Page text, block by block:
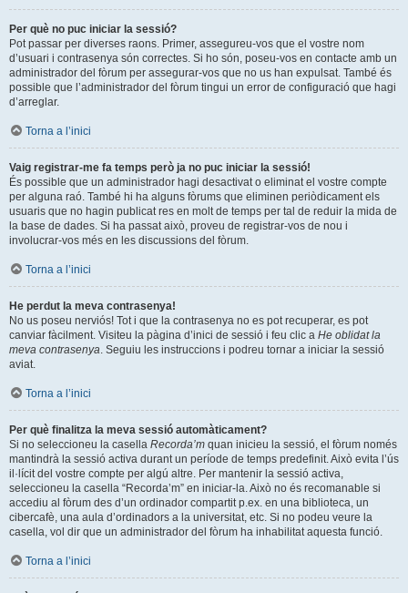
Per què no puc iniciar la sessió?
Pot passar per diverses raons. Primer, assegureu-vos que el vostre nom
d’usuari i contrasenya són correctes. Si ho són, poseu-vos en contacte amb un
administrador del fòrum per assegurar-vos que no us han expulsat. També és
possible que l’administrador del fòrum tingui un error de configuració que hagi
d’arreglar.
Torna a l’inici
Vaig registrar-me fa temps però ja no puc iniciar la sessió!
És possible que un administrador hagi desactivat o eliminat el vostre compte
per alguna raó. També hi ha alguns fòrums que eliminen periòdicament els
usuaris que no hagin publicat res en molt de temps per tal de reduir la mida de
la base de dades. Si ha passat això, proveu de registrar-vos de nou i
involucrar-vos més en les discussions del fòrum.
Torna a l’inici
He perdut la meva contrasenya!
No us poseu nerviós! Tot i que la contrasenya no es pot recuperar, es pot
canviar fàcilment. Visiteu la pàgina d’inici de sessió i feu clic a He oblidat la
meva contrasenya . Seguiu les instruccions i podreu tornar a iniciar la sessió
aviat.
Torna a l’inici
Per què finalitza la meva sessió automàticament?
Si no seleccioneu la casella Recorda’m quan inicieu la sessió, el fòrum només
mantindrà la sessió activa durant un període de temps predefinit. Això evita l’ús
il·lícit del vostre compte per algú altre. Per mantenir la sessió activa,
seleccioneu la casella “Recorda’m” en iniciar-la. Això no és recomanable si
accediu al fòrum des d’un ordinador compartit p.ex. en una biblioteca, un
cibercafè, una aula d’ordinadors a la universitat, etc. Si no podeu veure la
casella, vol dir que un administrador del fòrum ha inhabilitat aquesta funció.
Torna a l’inici